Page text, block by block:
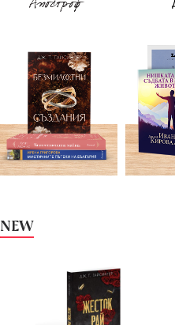
NEW